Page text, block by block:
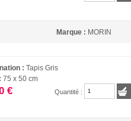
Marque : MORIN
:Tapis Gris
75 x 50 cm
€ Quantité :